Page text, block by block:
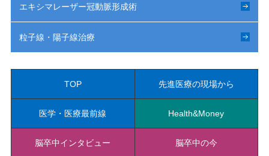
エキシマレーザー冠動脈形成術
粒子線・陽子線治療
TOP 先進医療の現場から
医学・医療最前線 Health&Money
脳卒中インタビュー 脳卒中の今